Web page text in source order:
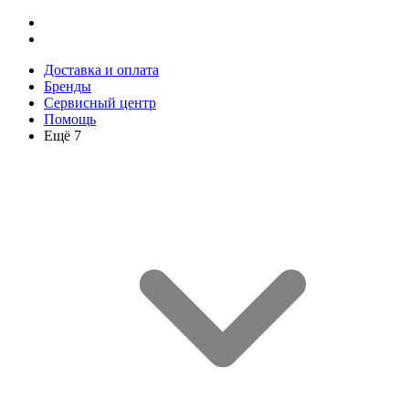
Доставка и оплата
Бренды
Сервисный центр
Помощь
Ещё 7